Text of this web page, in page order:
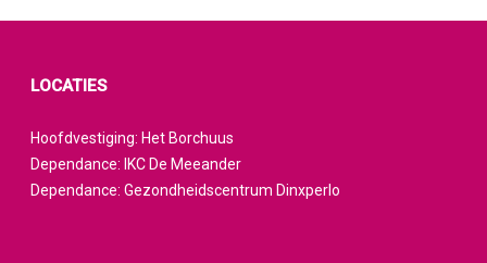
LOCATIES
Hoofdvestiging: Het Borchuus
Dependance: IKC De Meeander
Dependance: Gezondheidscentrum Dinxperlo